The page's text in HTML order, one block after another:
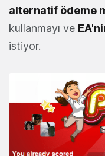
alternatif ödeme
kullanmayı ve
istiyor.